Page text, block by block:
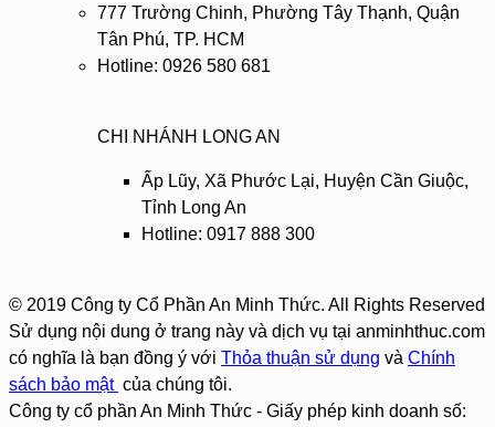
777 Trường Chinh, Phường Tây Thạnh, Quận
Tân Phú, TP. HCM
Hotline: 0926 580 681
CHI NHÁNH LONG AN
Ấp Lũy, Xã Phước Lại, Huyện Cần Giuộc,
Tỉnh Long An
Hotline: 0917 888 300
© 2019 Công ty Cổ Phần An Minh Thức. All Rights Reserved
Sử dụng nội dung ở trang này và dịch vụ tại anminhthuc.com
có nghĩa là bạn đồng ý với Thỏa thuận sử dụng và Chính
sách bảo mật của chúng tôi.
Công ty cổ phần An Minh Thức - Giấy phép kinh doanh số: